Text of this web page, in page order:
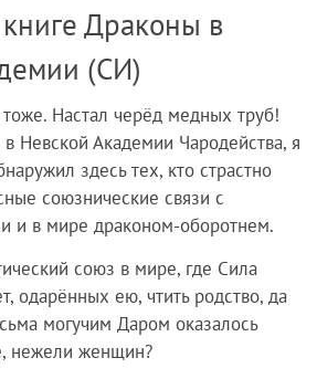
Драконы в
(СИ)
Настал черёд медных труб!
Невской Академии Чародейства, я
здесь тех, кто страстно
союзнические связи с
и в мире драконом-оборотнем.
союз в мире, где Сила
одарённых ею, чтить родство, да
могучим Даром оказалось
нежели женщин?